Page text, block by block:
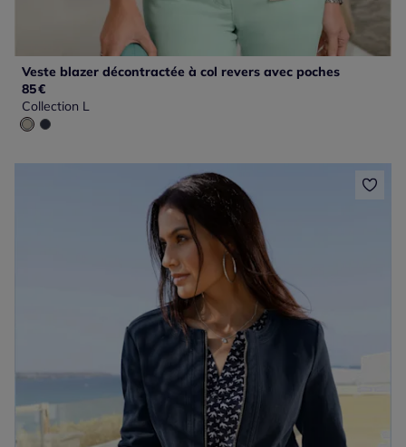
Veste blazer décontractée à col revers avec poches
85€
Collection L